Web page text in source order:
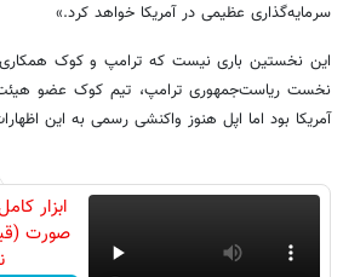
سرمایه‌گذاری عظیمی در آمریکا خواهد کرد.»
نخست ریاست‌جمهوری ترامپ، تیم کوک عضو
آمریکا بود اما اپل هنوز واکنشی رسمی به این
ابزار
صورت